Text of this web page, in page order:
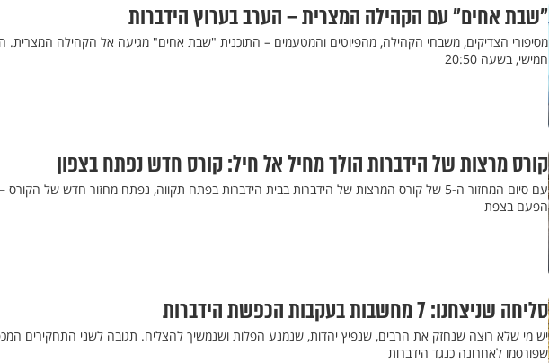
"שבת אחים" עם הקהילה המצרית – הערב בערוץ הידברות
מסיפורי הצדיקים, משבחי הקהילה, מהפיוטים והמטעמים – התוכנית "שבת אחים" מגיעה אל הקהילה המצרית.
חמישי, בשעה 20:50
קורס מרצות של הידברות הולך מחיל אל חיל: קורס חדש נפתח בצפון
עם סיום המחזור ה-5 של קורס המרצות של הידברות בבית הידברות בפתח תקווה, נפתח מחזור חדש של הקורס –
הפעם בצפת
סליחה שניצחנו: 7 מחשבות בעקבות הכפשת הידברות
יש מי שלא רוצה שנחזק את הרבים, שנפיץ יהדות, שנמנע הפלות ושנמשיך להצליח. תגובה לשני התחקירים
שפורסמו לאחרונה כנגד הידברות